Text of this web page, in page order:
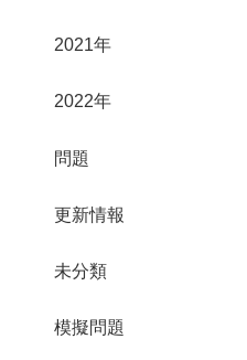
2021年
2022年
問題
更新情報
未分類
模擬問題